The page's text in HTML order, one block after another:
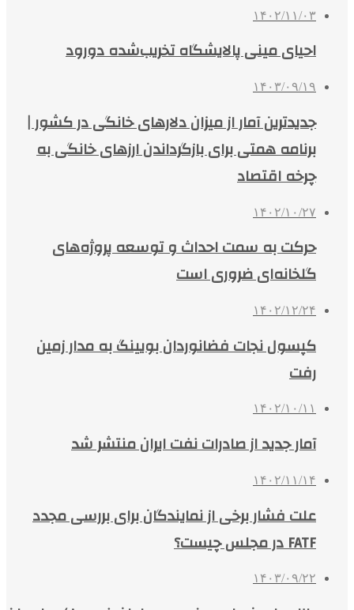
۱۴۰۲/۱۱/۰۳
احیای مینی پالایشگاه تخریب‌شده دورود
۱۴۰۳/۰۹/۱۹
جدیدترین آمار از میزان دلارهای خانگی در کشور |
برنامه همتی برای بازگرداندن ارزهای خانگی به
چرخه اقتصاد
۱۴۰۲/۱۰/۲۷
حرکت به سمت احداث و توسعه پروژه‌های
گلخانه‌ای ضروری است
۱۴۰۲/۱۲/۲۴
کپسول نجات فضانوردان بویینگ به مدار زمین
رفت
۱۴۰۲/۱۰/۱۱
آمار جدید از صادرات نفت ایران منتشر شد
۱۴۰۲/۱۱/۱۴
علت فشار برخی از نمایندگان برای بررسی مجدد
FATF در مجلس چیست؟
۱۴۰۳/۰۹/۲۲